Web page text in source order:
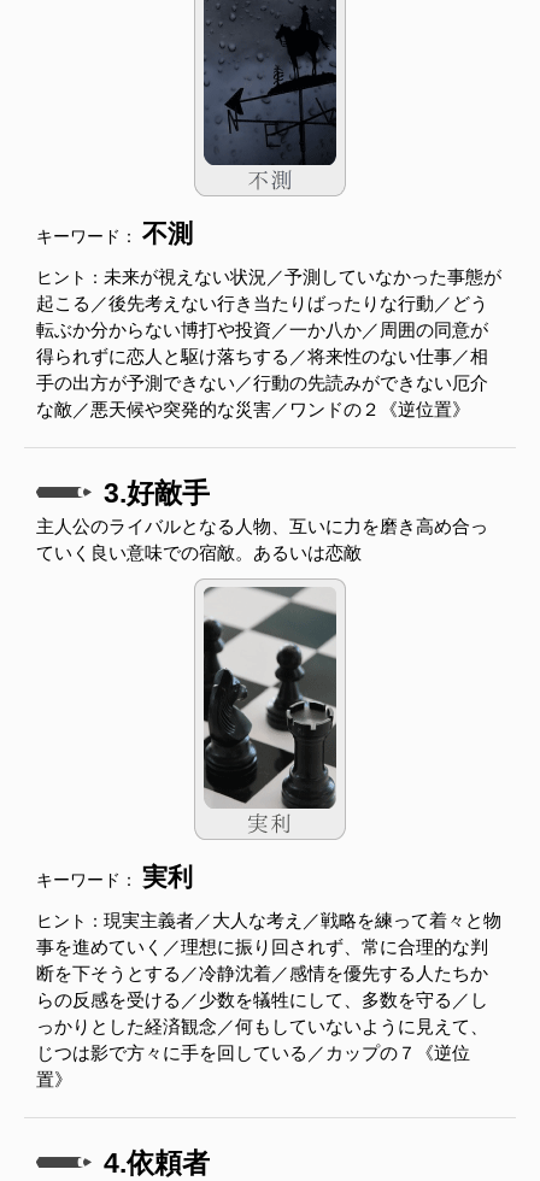
キーワード： 不測
ヒント： 未来が視えない状況／予測していなかった事態が
起こる／後先考えない行き当たりばったりな行動／どう
転ぶか分からない博打や投資／一か八か／周囲の同意が
得られずに恋人と駆け落ちする／将来性のない仕事／相
手の出方が予測できない／行動の先読みができない厄介
な敵／悪天候や突発的な災害／ワンドの２《逆位置》
3.好敵手
主人公のライバルとなる人物、互いに力を磨き高め合っ
ていく良い意味での宿敵。あるいは恋敵
キーワード： 実利
ヒント： 現実主義者／大人な考え／戦略を練って着々と物
事を進めていく／理想に振り回されず、常に合理的な判
断を下そうとする／冷静沈着／感情を優先する人たちか
らの反感を受ける／少数を犠牲にして、多数を守る／し
っかりとした経済観念／何もしていないように見えて、
じつは影で方々に手を回している／カップの７《逆位
置》
4.依頼者